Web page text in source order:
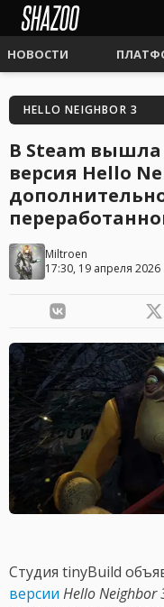
НОВОСТИ
HELLO NEIGHBOR 3
В Steam
версия Hello
Miltroen
17:30, 19 апреля 2026
Студия tinyBuild
версии Hello Neighbor